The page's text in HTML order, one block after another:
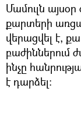
Մամուլն
քարտերի
վերացվել է,
բաժիններում
ինչը
է դարձել։